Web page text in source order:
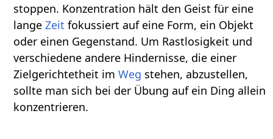
stoppen. Konzentration hält den Geist für eine
langeZeit fokussiert auf eine Form, ein Objekt
oder einen Gegenstand. Um Rastlosigkeit und
verschiedene andere Hindernisse, die einer
Zielgerichtetheit imWeg stehen, abzustellen,
sollte man sich bei der Übung auf ein Ding allein
konzentrieren.